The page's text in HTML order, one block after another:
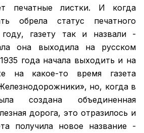
печатные листки. И когда
обрела статус печатного
газету так и назвали -
она выходила на русском
года начала выходить и на
на какое-то время газета
но, когда в
создана объединенная
дорога, это отразилось и
получила новое название -